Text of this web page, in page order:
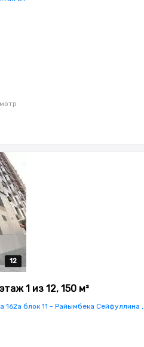
12
12
12
12
12
1 из 12, 150 м²
162а блок 11 - Райымбека